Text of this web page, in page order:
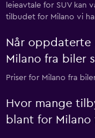
leieavtale for SUV kan
tilbudet for Milano vi
Når oppdaterte
Milano fra biler
Priser for Milano fra
Hvor mange
blant for Milano